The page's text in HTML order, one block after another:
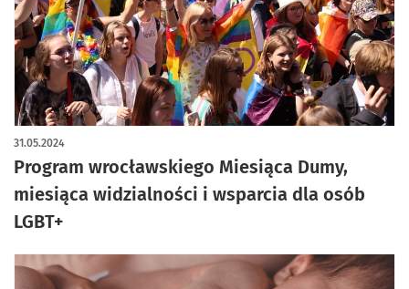
Program wrocławskiego Miesiąca Dumy,
miesiąca widzialności i wsparcia dla osób
LGBT+
31.05.2024